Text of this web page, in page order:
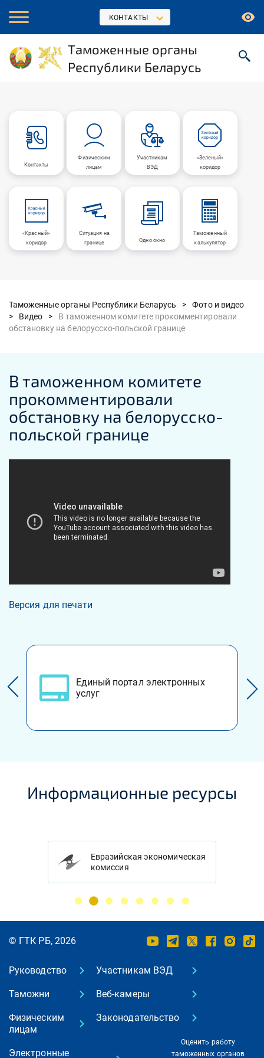
КОНТАКТЫ
Таможенные органы
Республики Беларусь
Контакты
Физическим
лицам
Участникам
ВЭД
«Зеленый»
коридор
«Красный»
коридор
Ситуация на
границе
Одно окно
Таможенный
калькулятор
Таможенные органы Республики Беларусь >
Фото и видео
>
Видео >
В таможенном комитете прокомментировали
обстановку на белорусско-польской границе
В таможенном комитете
прокомментировали
обстановку на белорусско-
польской границе
Версия для печати
Единый портал электронных
услуг
Информационные ресурсы
Евразийская экономическая
комиссия
© ГТК РБ, 2026
Руководство
Таможни
Физическим
лицам
Участникам ВЭД
Веб-камеры
Законодательство
Электронные
Оценить работу
таможенных органов